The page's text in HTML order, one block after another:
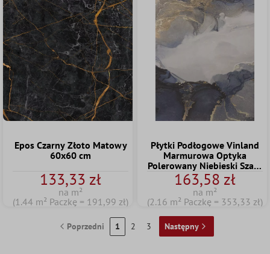
Epos Czarny Złoto Matowy
60x60 cm
133,33 zł
na m²
(1.44 m² Paczkę = 191,99 zł)
Płytki Podłogowe Vinland
Marmurowa Optyka
Polerowany Niebieski Szary
Złoto 60x120cm
163,58 zł
na m²
(2.16 m² Paczkę = 353,33 zł)
Poprzedni 1 2 3 Następny